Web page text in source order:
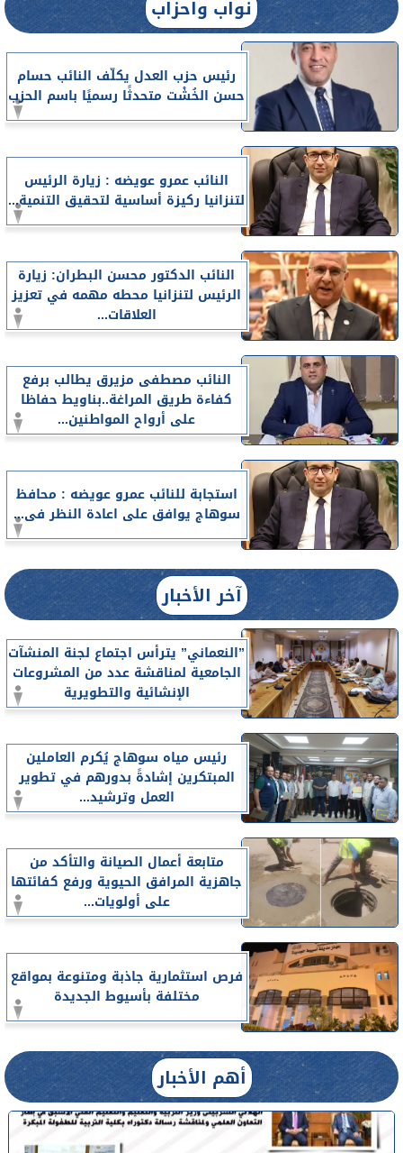
نواب واحزاب
رئيس حزب العدل يكلّف النائب حسام
حسن الخُشْت متحدثًا رسميًا باسم الحزب
النائب عمرو عويضه : زيارة الرئيس
لتنزانيا ركيزة أساسية لتحقيق التنمية...
النائب الدكتور محسن البطران: زيارة
الرئيس لتنزانيا محطه مهمه في تعزيز
العلاقات...
النائب مصطفى مزيرق يطالب برفع
كفاءة طريق المراغة..بناويط حفاظا
على أرواح المواطنين...
استجابة للنائب عمرو عويضه : محافظ
سوهاج يوافق على اعادة النظر فى...
آخر الأخبار
”النعماني” يترأس اجتماع لجنة المنشآت
الجامعية لمناقشة عدد من المشروعات
الإنشائية والتطويرية
رئيس مياه سوهاج يُكرم العاملين
المبتكرين إشادةً بدورهم في تطوير
العمل وترشيد...
متابعة أعمال الصيانة والتأكد من
جاهزية المرافق الحيوية ورفع كفائتها
على أولويات...
فرص استثمارية جاذبة ومتنوعة بمواقع
مختلفة بأسيوط الجديدة
أهم الأخبار